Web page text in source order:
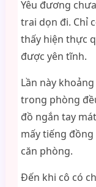
Yêu đương
trai dọn đi. Chỉ
thấy hiện thực
được yên tĩnh.
Lần này
trong phòng
đồ ngắn tay
mấy tiếng
căn phòng.
Đến khi cô có